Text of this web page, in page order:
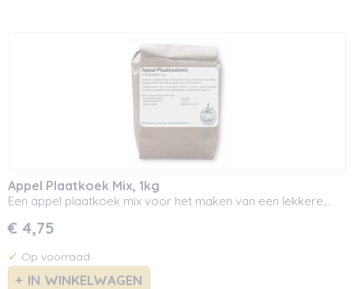
Appel Plaatkoek Mix, 1kg
Een appel plaatkoek mix voor het maken van een lekkere…
€ 4,75
✓ Op voorraad
IN WINKELWAGEN